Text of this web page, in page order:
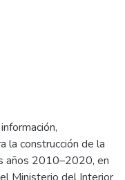
la construcción de la
años 2010–2020, en